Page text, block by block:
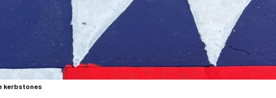
kerbstones